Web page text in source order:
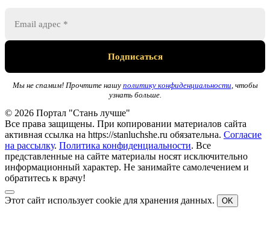
Мы не спамим! Прочтите нашу политику конфиденциальности , чтобы
узнать больше.
© 2026 Портал "Стань лучше"
Все права защищены. При копировании материалов сайта
активная ссылка на https://stanluchshe.ru обязательна. Согласие
на рассылку. Политика конфиденциальности. Все
представленные на сайте материалы носят исключительно
информационный характер. Не занимайте самолечением и
обратитесь к врачу!
Этот сайт использует cookie для хранения данных. OK